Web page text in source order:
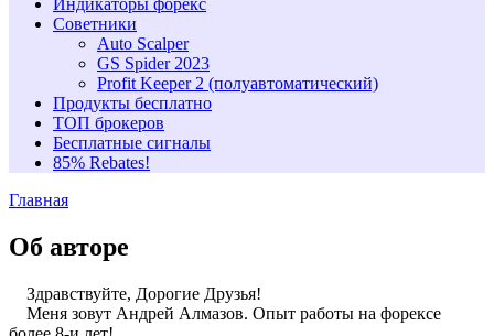
Индикаторы форекс
Советники
Auto Scalper
GS Spider 2023
Profit Keeper 2 (полуавтоматический)
Продукты бесплатно
ТОП брокеров
Бесплатные сигналы
85% Rеbates!
Главная
Об авторе
Здравствуйте, Дорогие Друзья!
Меня зовут Андрей Алмазов. Опыт работы на форексе